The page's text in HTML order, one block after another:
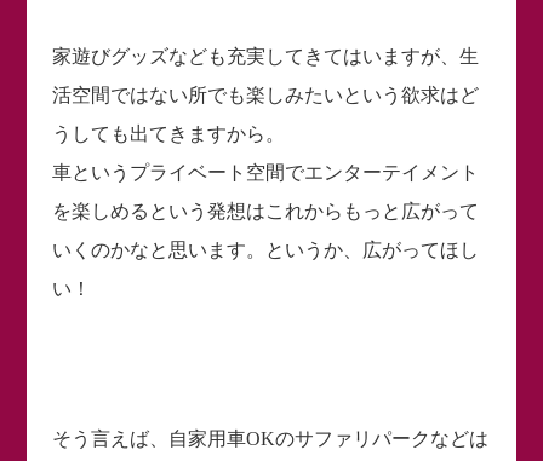
家遊びグッズなども充実してきてはいますが、生
活空間ではない所でも楽しみたいという欲求はど
うしても出てきますから。
車というプライベート空間でエンターテイメント
を楽しめるという発想はこれからもっと広がって
いくのかなと思います。というか、広がってほし
い！
そう言えば、自家用車OKのサファリパークなどは